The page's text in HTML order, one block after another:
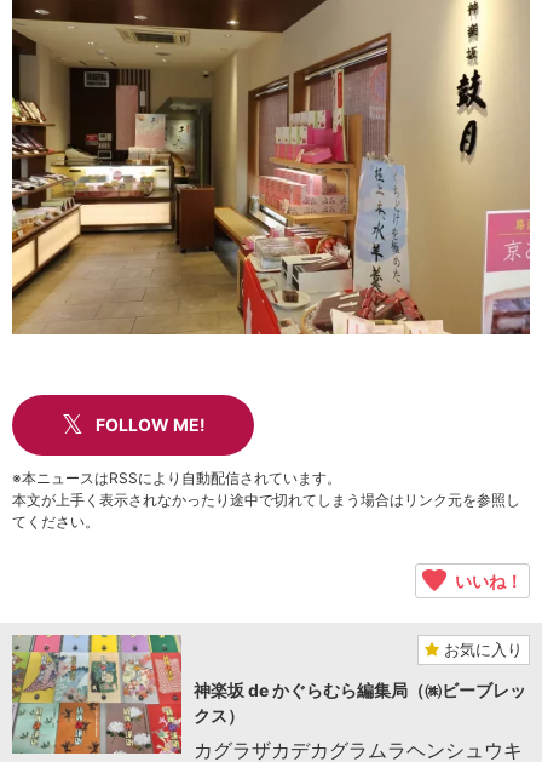
FOLLOW ME!
※本ニュースはRSSにより自動配信されています。
本文が上手く表示されなかったり途中で切れてしまう場合はリンク元を参照し
てください。
いいね！
お気に入り
神楽坂 de かぐらむら編集局（㈱ビーブレッ
クス）
カグラザカデカグラムラヘンシュウキ